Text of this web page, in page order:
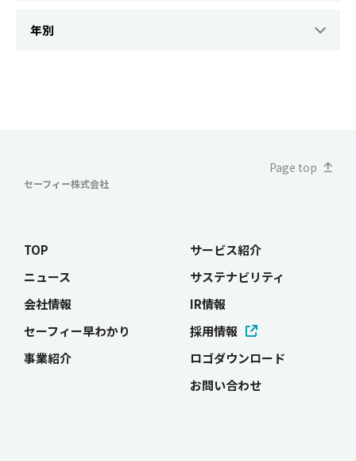
セーフィー株式会社
Page top
TOP
ニュース
会社情報
セーフィー早わかり
事業紹介
サービス紹介
サステナビリティ
IR情報
採用情報
ロゴダウンロード
お問い合わせ